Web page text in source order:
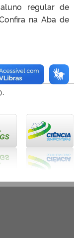
regular de
na Aba de